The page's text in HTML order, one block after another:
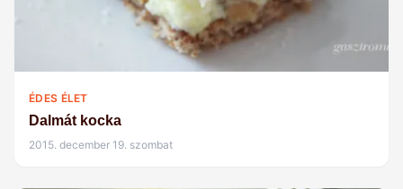
ÉDES ÉLET
Dalmát kocka
2015. december 19. szombat